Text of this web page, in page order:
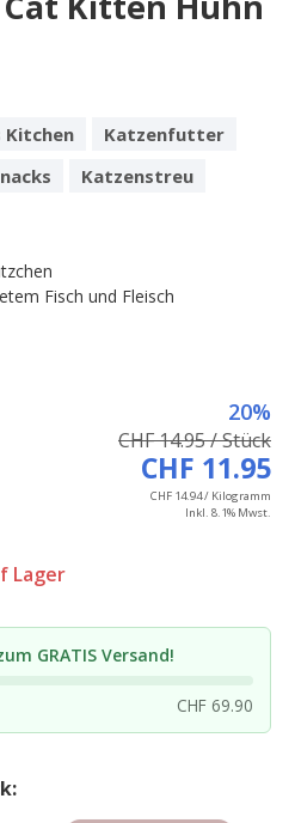
Kitchen
Katzenfutter
Katzenstreu
Fisch und Fleisch
20%
CHF 14.95 / Stück
CHF 11.95
CHF 14.94 / Kilogramm
Inkl. 8.1% Mwst.
Lager
GRATIS Versand!
CHF 69.90